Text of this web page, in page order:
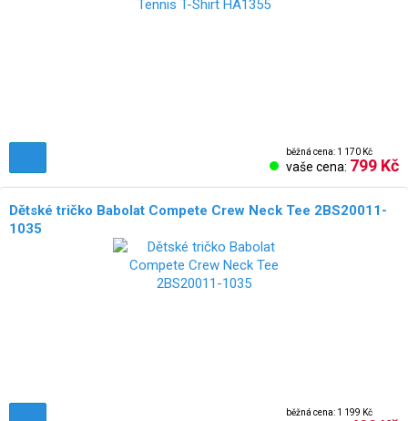
běžná cena: 1 170 Kč
vaše cena: 799 Kč
Dětské tričko Babolat Compete Crew Neck Tee 2BS20011-
1035
běžná cena: 1 199 Kč